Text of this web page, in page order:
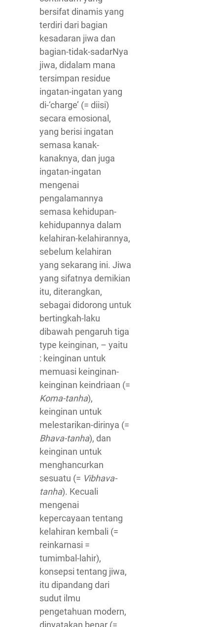
bersifat dinamis yang
terdiri dari bagian
kesadaran jiwa dan
bagian-tidak-sadarNya
jiwa, didalam mana
tersimpan residue
ingatan-ingatan yang
di-‘charge’ (= diisi)
secara emosional,
yang berisi ingatan
semasa kanak-
kanaknya, dan juga
ingatan-ingatan
mengenai
pengalamannya
semasa kehidupan-
kehidupannya dalam
kelahiran-kelahirannya,
sebelum kelahiran
yang sekarang ini. Jiwa
yang sifatnya demikian
itu, diterangkan,
sebagai didorong untuk
bertingkah-laku
dibawah pengaruh tiga
type keinginan, – yaitu
: keinginan untuk
memuasi keinginan-
keinginan keindriaan (=
Koma-tanha),
keinginan untuk
melestarikan-dirinya (=
Bhava-tanha), dan
keinginan untuk
menghancurkan
sesuatu (= Vibhava-
tanha). Kecuali
mengenai
kepercayaan tentang
kelahiran kembali (=
reinkarnasi =
tumimbal-lahir),
konsepsi tentang jiwa,
itu dipandang dari
sudut ilmu
pengetahuan modern,
dinyatakan benar (=